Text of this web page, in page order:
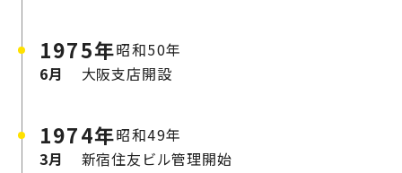
1975年昭和50年
6月
大阪支店開設
1974年昭和49年
3月
新宿住友ビル管理開始